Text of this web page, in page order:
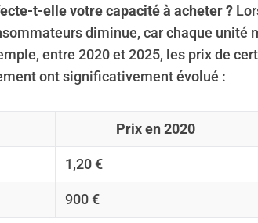
t-elle votre capacité à acheter ?
diminue, car chaque unité
entre 2020 et 2025, les prix de
ont significativement évolué :
Prix en 2020
1,20 €
900 €